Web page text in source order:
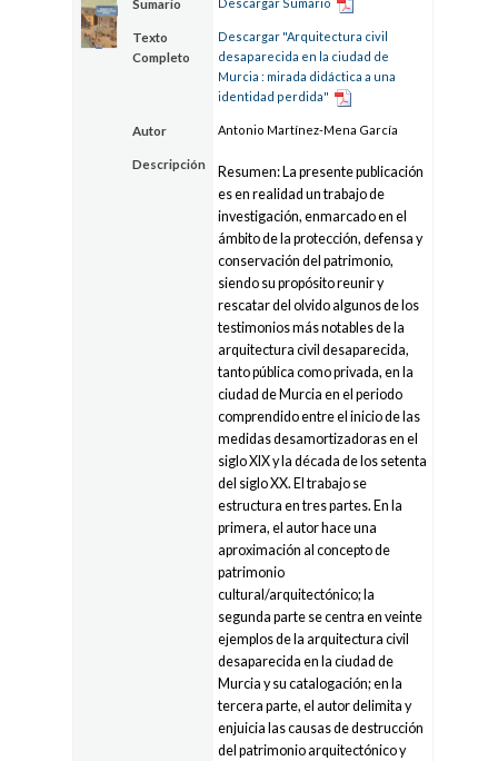
Sumario
Texto
Completo
Descargar "Arquitectura civil
desaparecida en la ciudad de
Murcia : mirada didáctica a una
identidad perdida"
Autor Antonio Martínez-Mena García
Descripción
Resumen: La presente publicación
es en realidad un trabajo de
investigación, enmarcado en el
ámbito de la protección, defensa y
conservación del patrimonio,
siendo su propósito reunir y
rescatar del olvido algunos de los
testimonios más notables de la
arquitectura civil desaparecida,
tanto pública como privada, en la
ciudad de Murcia en el periodo
comprendido entre el inicio de las
medidas desamortizadoras en el
siglo XIX y la década de los setenta
del siglo XX. El trabajo se
estructura en tres partes. En la
primera, el autor hace una
aproximación al concepto de
patrimonio
cultural/arquitectónico; la
segunda parte se centra en veinte
ejemplos de la arquitectura civil
desaparecida en la ciudad de
Murcia y su catalogación; en la
tercera parte, el autor delimita y
enjuicia las causas de destrucción
del patrimonio arquitectónico y